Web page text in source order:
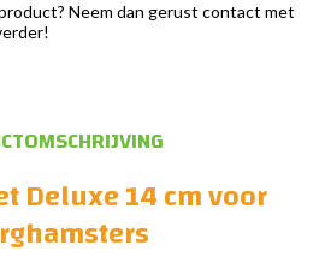
Neem dan gerust contact met
Deluxe 14 cm voor